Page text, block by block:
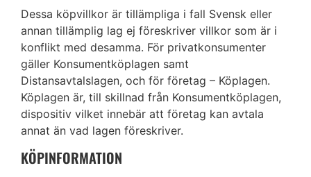
Dessa köpvillkor är tillämpliga i fall Svensk eller
annan tillämplig lag ej föreskriver villkor som är i
konflikt med desamma. För privatkonsumenter
gäller Konsumentköplagen samt
Distansavtalslagen, och för företag – Köplagen.
Köplagen är, till skillnad från Konsumentköplagen,
dispositiv vilket innebär att företag kan avtala
annat än vad lagen föreskriver.
KÖPINFORMATION